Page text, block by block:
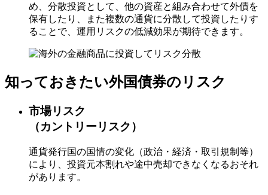
め、分散投資として、他の資産と組み合わせて外債を
保有したり、また複数の通貨に分散して投資したりす
ることで、運用リスクの低減効果が期待できます。
知っておきたい外国債券のリスク
市場リスク
（カントリーリスク）
通貨発行国の国情の変化（政治・経済・取引規制等）
により、投資元本割れや途中売却できなくなるおそれ
があります。